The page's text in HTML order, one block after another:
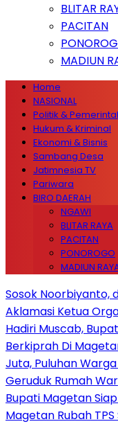
BLITAR
PACITAN
MADIUN
Home
NASIONAL
Politik &
Hukum & Kriminal
Ekonomi & Bisnis
Sambang Desa
Jatimnesia TV
Pariwara
BIRO DAERAH
NGAWI
BLITAR RAYA
PACITAN
PONOROGO
MADIUN
Sosok Noorbiyanto,
Aklamasi Ketua
Hadiri Muscab,
Berkiprah Di
Juta, Puluhan
Geruduk Rumah
Bupati Magetan
Magetan Rubah